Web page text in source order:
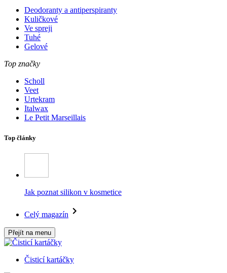
Deodoranty a antiperspiranty
Kuličkové
Ve spreji
Tuhé
Gelové
Top značky
Scholl
Veet
Urtekram
Italwax
Le Petit Marseillais
Top články
Jak poznat silikon v kosmetice
Celý magazín
Přejít na menu
Čisticí kartáčky